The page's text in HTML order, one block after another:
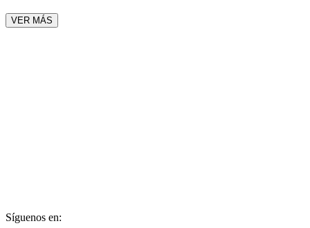
VER MÁS
Síguenos en: